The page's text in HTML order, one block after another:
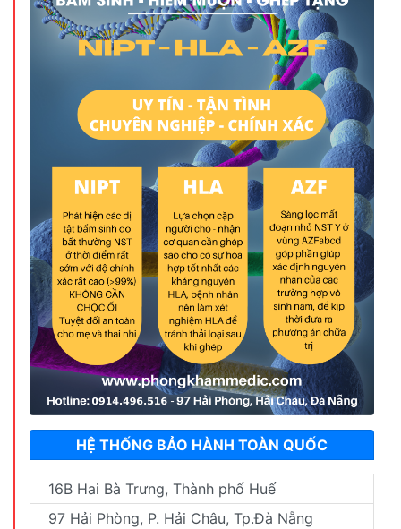
HỆ THỐNG BẢO HÀNH TOÀN QUỐC
16B Hai Bà Trưng, Thành phố Huế
97 Hải Phòng, P. Hải Châu, Tp.Đà Nẵng